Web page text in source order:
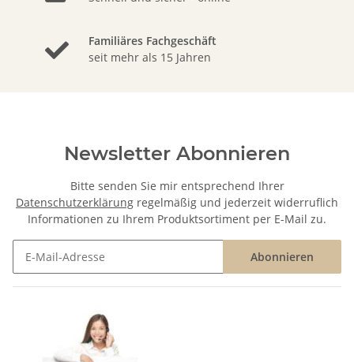
Familiäres Fachgeschäft
seit mehr als 15 Jahren
Newsletter Abonnieren
Bitte senden Sie mir entsprechend Ihrer
Datenschutzerklärung regelmäßig und jederzeit widerruflich
Informationen zu Ihrem Produktsortiment per E-Mail zu.
Abonnieren